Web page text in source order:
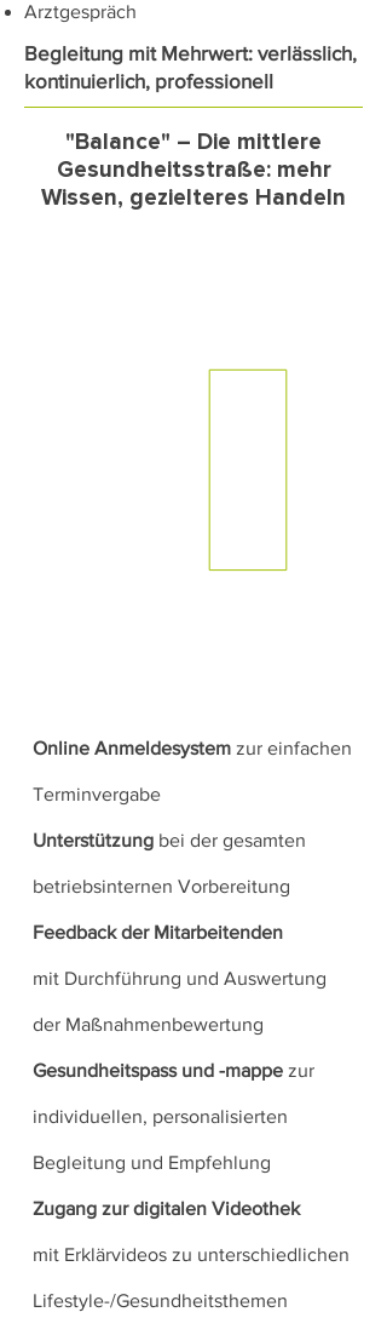
Arztgespräch
Begleitung mit Mehrwert: verlässlich,
kontinuierlich, professionell
"Balance" – Die mittlere
Gesundheitsstraße: mehr
Wissen, gezielteres Handeln
Online Anmeldesystem zur einfachen
Terminvergabe
Unterstützung bei der gesamten
betriebsinternen Vorbereitung
Feedback der Mitarbeitenden
mit Durchführung und Auswertung
der Maßnahmenbewertung
Gesundheitspass und -mappe zur
individuellen, personalisierten
Begleitung und Empfehlung
Zugang zur digitalen Videothek
mit Erklärvideos zu unterschiedlichen
Lifestyle-/Gesundheitsthemen